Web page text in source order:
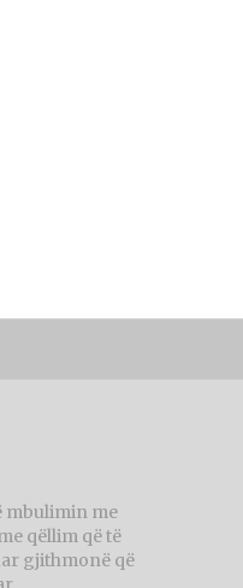
mbulimin me
qëllim që të
gjithmonë që